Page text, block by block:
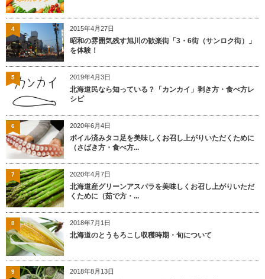
2015年4月27日
昭和の雰囲気残す旭川の歓楽街「3・6街（サンロク街）」
を体験！
4
2019年4月3日
北海道民なら知っている？「カンカイ」剥き方・食べ方レ
シピ
5
2020年6月4日
ボイル済みタコ足を美味しくお召し上がりいただくために
（さばき方・食べ方...
6
2020年4月7日
北海道産グリーンアスパラを美味しくお召し上がりいただ
くために（茹で方・...
7
2018年7月1日
北海道のとうもろこし収穫時期・旬について
8
2018年8月13日
9